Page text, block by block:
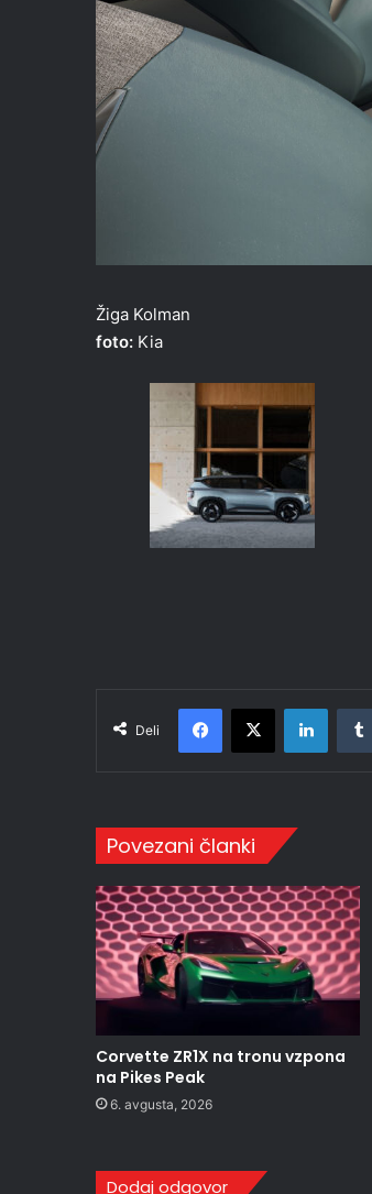
Žiga Kolman
foto: Kia
Deli
Facebook
X
Povezani članki
Corvette ZR1X na tronu vzpona
na Pikes Peak
6. avgusta, 2026
Dodaj odgovor